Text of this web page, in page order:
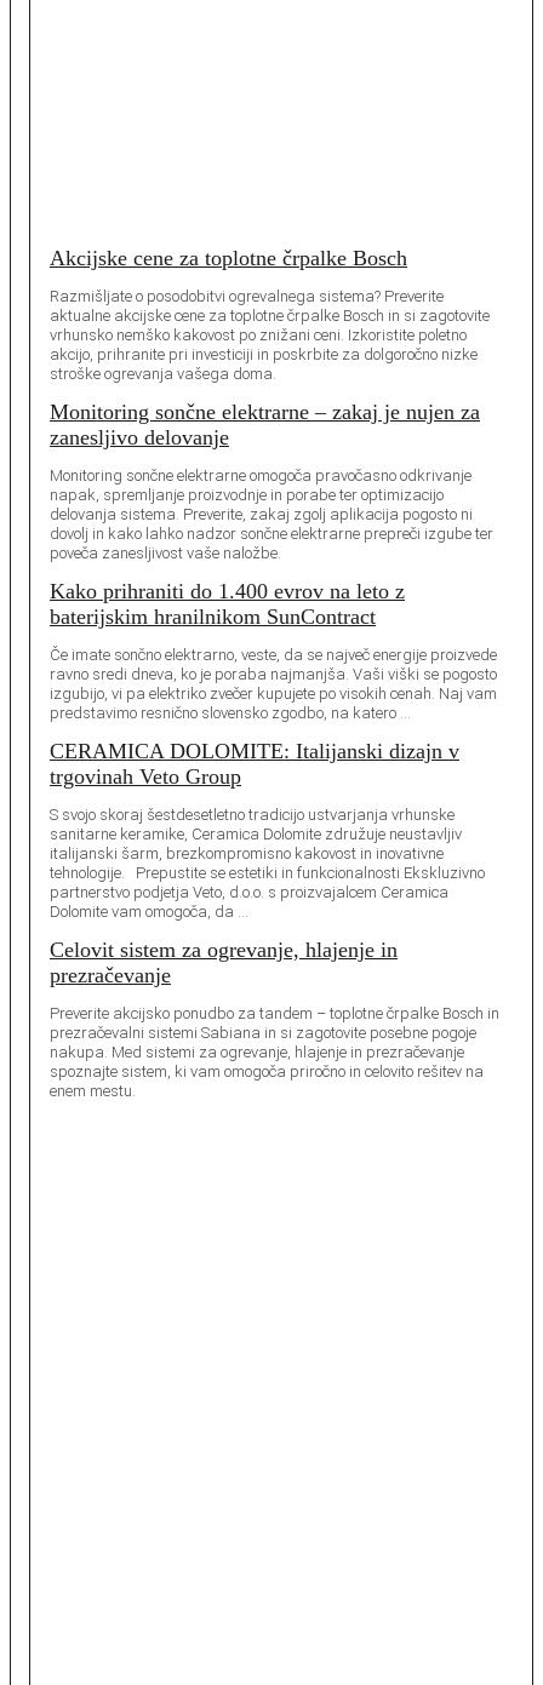
Akcijske cene za toplotne črpalke Bosch
Razmišljate o posodobitvi ogrevalnega sistema? Preverite
aktualne akcijske cene za toplotne črpalke Bosch in si zagotovite
vrhunsko nemško kakovost po znižani ceni. Izkoristite poletno
akcijo, prihranite pri investiciji in poskrbite za dolgoročno nizke
stroške ogrevanja vašega doma.
Monitoring sončne elektrarne – zakaj je nujen za
zanesljivo delovanje
Monitoring sončne elektrarne omogoča pravočasno odkrivanje
napak, spremljanje proizvodnje in porabe ter optimizacijo
delovanja sistema. Preverite, zakaj zgolj aplikacija pogosto ni
dovolj in kako lahko nadzor sončne elektrarne prepreči izgube ter
poveča zanesljivost vaše naložbe.
Kako prihraniti do 1.400 evrov na leto z
baterijskim hranilnikom SunContract
Če imate sončno elektrarno, veste, da se največ energije proizvede
ravno sredi dneva, ko je poraba najmanjša. Vaši viški se pogosto
izgubijo, vi pa elektriko zvečer kupujete po visokih cenah. Naj vam
predstavimo resnično slovensko zgodbo, na katero …
CERAMICA DOLOMITE: Italijanski dizajn v
trgovinah Veto Group
S svojo skoraj šestdesetletno tradicijo ustvarjanja vrhunske
sanitarne keramike, Ceramica Dolomite združuje neustavljiv
italijanski šarm, brezkompromisno kakovost in inovativne
tehnologije. Prepustite se estetiki in funkcionalnosti Ekskluzivno
partnerstvo podjetja Veto, d.o.o. s proizvajalcem Ceramica
Dolomite vam omogoča, da …
Celovit sistem za ogrevanje, hlajenje in
prezračevanje
Preverite akcijsko ponudbo za tandem – toplotne črpalke Bosch in
prezračevalni sistemi Sabiana in si zagotovite posebne pogoje
nakupa. Med sistemi za ogrevanje, hlajenje in prezračevanje
spoznajte sistem, ki vam omogoča priročno in celovito rešitev na
enem mestu.